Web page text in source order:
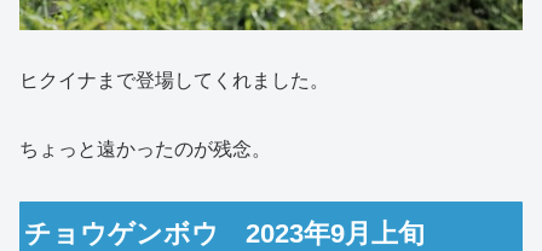
ヒクイナまで登場してくれました。
ちょっと遠かったのが残念。
チョウゲンボウ 2023年9月上旬